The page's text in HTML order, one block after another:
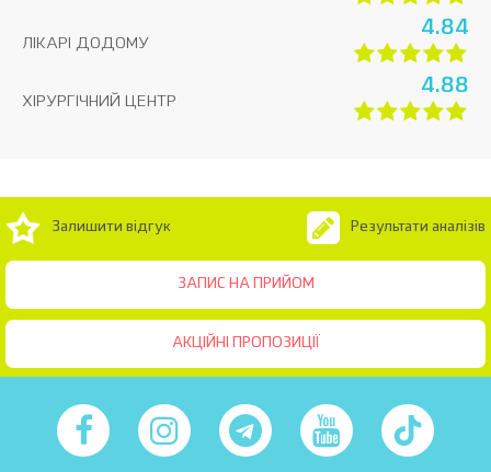
ЛІКАРІ ДОДОМУ
4.84
ХІРУРГІЧНИЙ ЦЕНТР
4.88
ЗАПИС НА ПРИЙОМ
Залишити відгук Результати аналізів
АКЦІЙНІ ПРОПОЗИЦІЇ